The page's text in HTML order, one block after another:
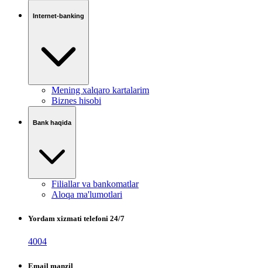
Internet-banking
Mening xalqaro kartalarim
Biznes hisobi
Bank haqida
Filiallar va bankomatlar
Aloqa ma'lumotlari
Yordam xizmati telefoni 24/7
4004
Email manzil